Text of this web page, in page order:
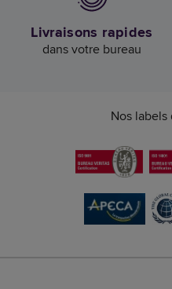
Livraisons rapides
dans votre bureau
Nos